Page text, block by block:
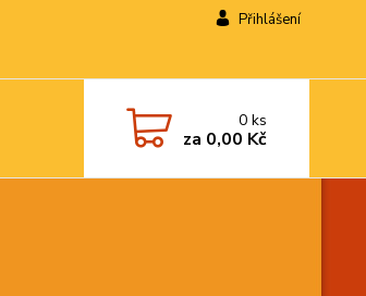
Přihlášení
0ks
za 0,00 Kč